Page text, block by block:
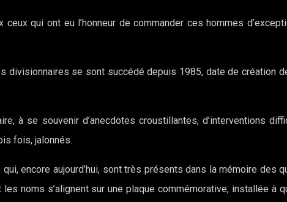
qui ont eu l’honneur de commander ces hommes
divisionnaires se sont succédé depuis 1985, date de création
à se souvenir d’anecdotes croustillantes, d’interventions
fois, jalonnés.
encore aujourd’hui, sont très présents dans la mémoire des
noms s’alignent sur une plaque commémorative, installée à